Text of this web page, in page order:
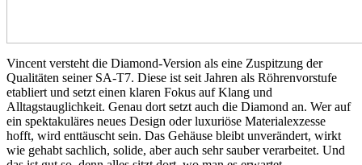
Vincent versteht die Diamond-Version als eine Zuspitzung der
Qualitäten seiner SA-T7. Diese ist seit Jahren als Röhrenvorstufe
etabliert und setzt einen klaren Fokus auf Klang und
Alltagstauglichkeit. Genau dort setzt auch die Diamond an. Wer auf
ein spektakuläres neues Design oder luxuriöse Materialexzesse
hofft, wird enttäuscht sein. Das Gehäuse bleibt unverändert, wirkt
wie gehabt sachlich, solide, aber auch sehr sauber verarbeitet. Und